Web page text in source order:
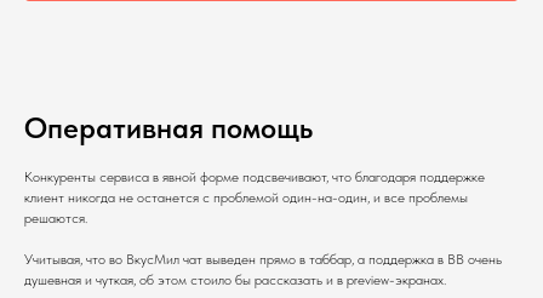
Оперативная помощь
Конкуренты сервиса в явной форме подсвечивают, что благодаря поддержке
клиент никогда не останется с проблемой один-на-один, и все проблемы
решаются.
Учитывая, что во ВкусМил чат выведен прямо в таббар, а поддержка в ВВ очень
душевная и чуткая, об этом стоило бы рассказать и в preview-экранах.